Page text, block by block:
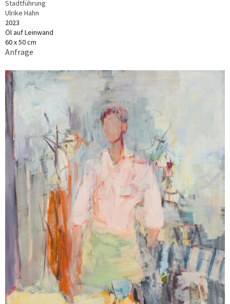
Stadtführung
Ulrike Hahn
2023
Öl auf Leinwand
60 x 50 cm
Anfrage